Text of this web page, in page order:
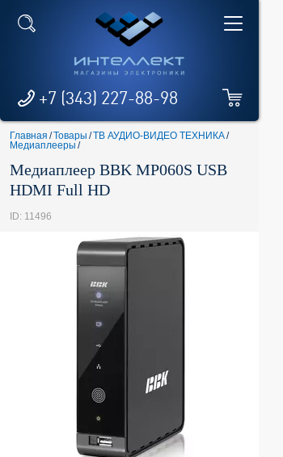
+7 (343) 227-88-98
Главная /Товары /ТВ АУДИО-ВИДЕО ТЕХНИКА/
Медиаплееры /
Медиаплеер BBK MP060S USB
HDMI Full HD
ID: 11496